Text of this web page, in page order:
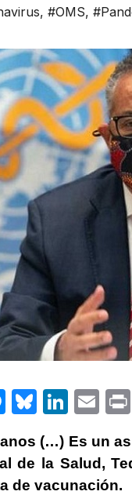
, #OMS,
M
s
s
Bl
e
s
Li
k
e
E
ail
(…) Es un
de la Salud,
de vacunación.